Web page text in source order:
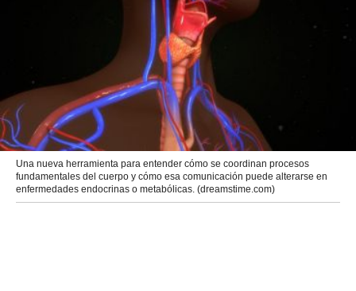
Una nueva herramienta para entender cómo se coordinan procesos
fundamentales del cuerpo y cómo esa comunicación puede alterarse en
enfermedades endocrinas o metabólicas. (dreamstime.com)